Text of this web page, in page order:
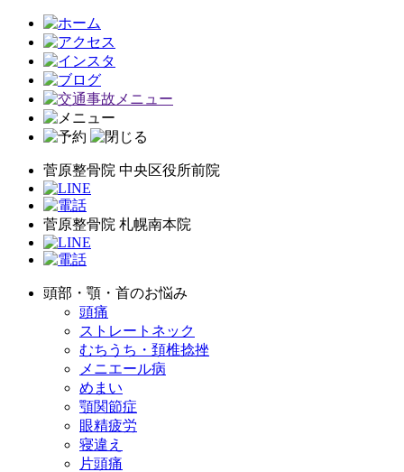
菅原整骨院 中央区役所前院
菅原整骨院 札幌南本院
頭部・顎・首のお悩み
頭痛
ストレートネック
むちうち・頚椎捻挫
メニエール病
めまい
顎関節症
眼精疲労
寝違え
片頭痛